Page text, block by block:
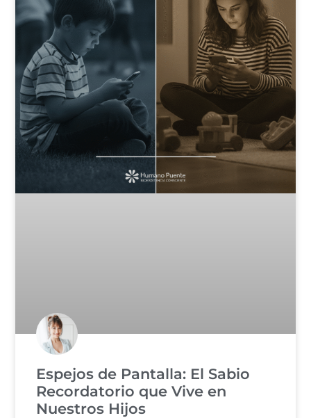
Espejos de Pantalla: El Sabio
Recordatorio que Vive en
Nuestros Hijos